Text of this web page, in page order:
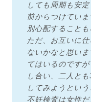
しても周期も安
前からつけてい
別心配することも
ただ、お互いに
ないかなと思い
てはいるのです
し合い、二人と
してみようとい
不妊検査は女性